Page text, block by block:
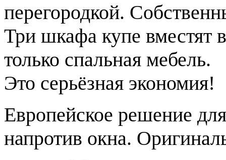
перегородкой.
Три шкафа купе вместят
только спальная мебель.
Это серьёзная экономия!
Европейское решение
напротив окна.